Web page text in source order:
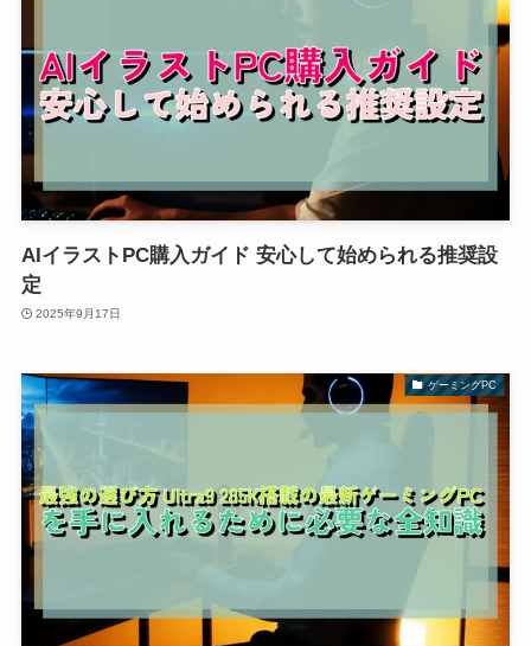
AIイラストPC購入ガイド 安心して始められる推奨設
定
2025年9月17日
ゲーミングPC